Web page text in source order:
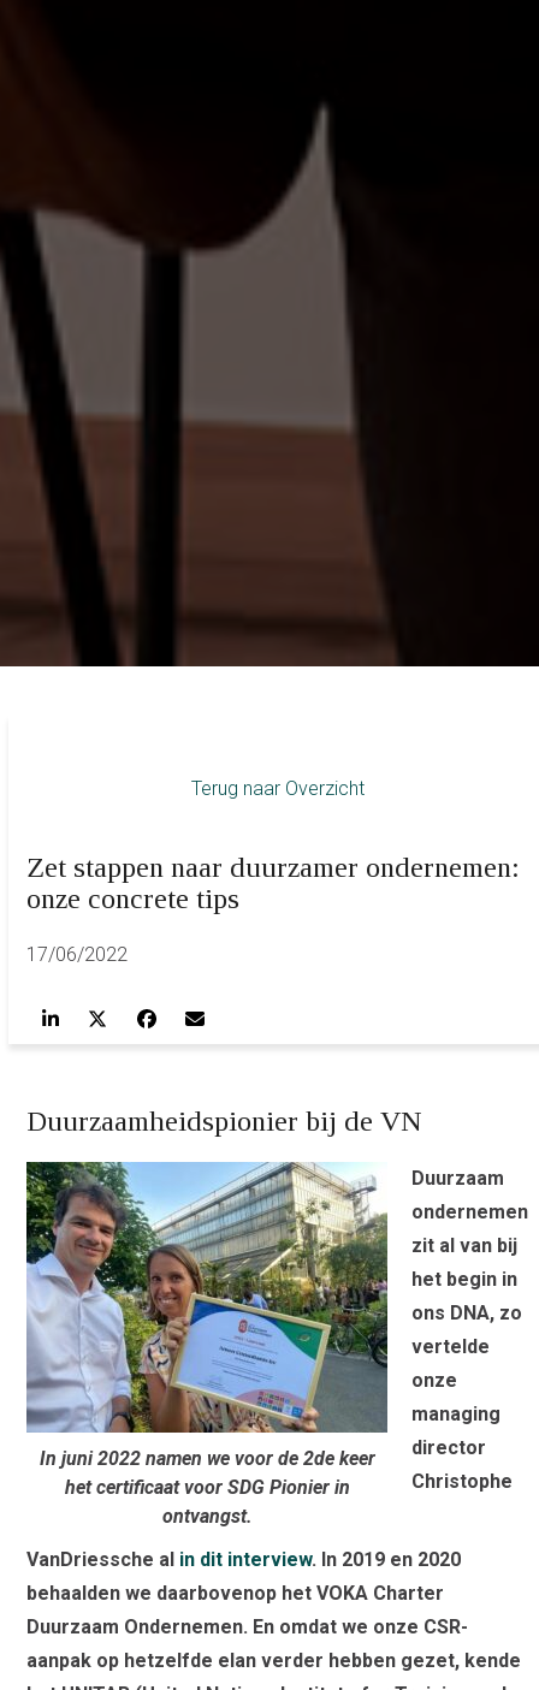
Terug naar Overzicht
Zet stappen naar duurzamer ondernemen:
onze concrete tips
17/06/2022
Duurzaamheidspionier bij de VN
In juni 2022 namen we voor de 2de keer
het certificaat voor SDG Pionier in
ontvangst.
Duurzaam
ondernemen
zit al van bij
het begin in
ons DNA, zo
vertelde
onze
managing
director
Christophe
VanDriessche al in dit interview. In 2019 en 2020
behaalden we daarbovenop het VOKA Charter
Duurzaam Ondernemen. En omdat we onze CSR-
aanpak op hetzelfde elan verder hebben gezet, kende